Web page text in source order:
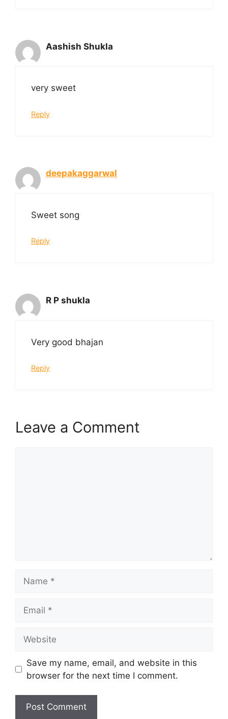
Aashish Shukla
very sweet
Reply
deepakaggarwal
Sweet song
Reply
R P shukla
Very good bhajan
Reply
Leave a Comment
Save my name, email, and website in this
browser for the next time I comment.